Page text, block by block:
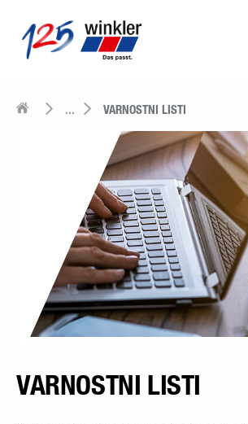
... VARNOSTNI LISTI
VARNOSTNI LISTI